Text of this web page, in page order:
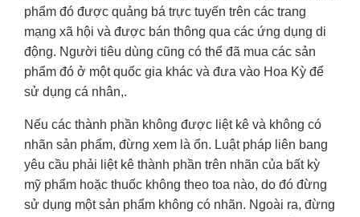
phẩm đó được quảng bá trực tuyến trên các trang
mạng xã hội và được bán thông qua các ứng dụng di
động. Người tiêu dùng cũng có thể đã mua các sản
phẩm đó ở một quốc gia khác và đưa vào Hoa Kỳ để
sử dụng cá nhân,.
Nếu các thành phần không được liệt kê và không có
nhãn sản phẩm, đừng xem là ổn. Luật pháp liên bang
yêu cầu phải liệt kê thành phần trên nhãn của bất kỳ
mỹ phẩm hoặc thuốc không theo toa nào, do đó đừng
sử dụng một sản phẩm không có nhãn. Ngoài ra, đừng